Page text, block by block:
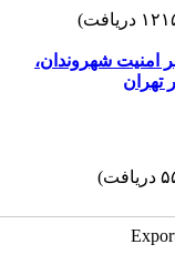
شهروندان،